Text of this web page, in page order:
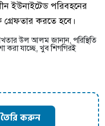
ইউনাইটেড পরিবহনের
গ্রেফতার করতে হবে।
উল আলম জানান, পরিস্থিতি
যাচ্ছে, খুব শিগগিরই
করুন